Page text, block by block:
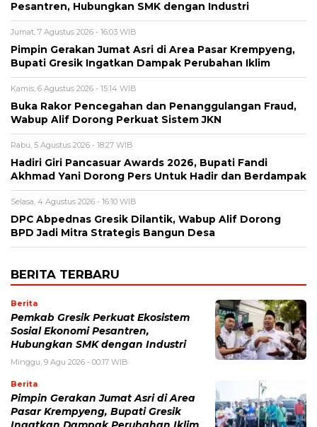
Pesantren, Hubungkan SMK dengan Industri
Jumat, 7 Agustus 2026 - 16:03 WIB
Pimpin Gerakan Jumat Asri di Area Pasar Krempyeng,
Bupati Gresik Ingatkan Dampak Perubahan Iklim
Kamis, 6 Agustus 2026 - 15:14 WIB
Buka Rakor Pencegahan dan Penanggulangan Fraud,
Wabup Alif Dorong Perkuat Sistem JKN
Rabu, 5 Agustus 2026 - 18:27 WIB
Hadiri Giri Pancasuar Awards 2026, Bupati Fandi
Akhmad Yani Dorong Pers Untuk Hadir dan Berdampak
Selasa, 4 Agustus 2026 - 16:10 WIB
DPC Abpednas Gresik Dilantik, Wabup Alif Dorong
BPD Jadi Mitra Strategis Bangun Desa
BERITA TERBARU
Berita
Pemkab Gresik Perkuat Ekosistem
Sosial Ekonomi Pesantren,
Hubungkan SMK dengan Industri
Minggu, 9 Agu 2026 - 00:17 WIB
Berita
Pimpin Gerakan Jumat Asri di Area
Pasar Krempyeng, Bupati Gresik